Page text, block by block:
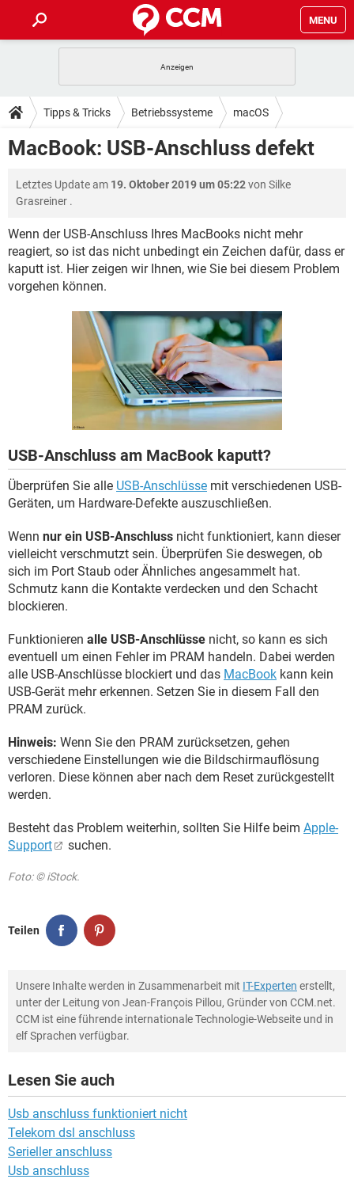
MENU
ANDROID IOS
WINDOWS 10 INSTAGRAM
FACEBOOK
TIPPS & TRICKS
SPIELE STREAMING
ANDROID IOS
WINDOWS 10 INSTAGRAM
FACEBOOK HARDWARE
DOWNLOADS
ANDROID
WHATSAPP TIKTOK
FACEBOOK
FORUM
ANDROID IOS
WINDOWS 10 INSTAGRAM
WHATSAPP
HARDWARE
SPIELE STREAMING
ANDROID
TIKTOK
HARDWARE
Tipps & Tricks Betriebssysteme macOS
MacBook: USB-Anschluss defekt
Letztes Update am 19. Oktober 2019 um 05:22von Silke
Grasreiner .
Wenn der USB-Anschluss Ihres MacBooks nicht mehr
reagiert, so ist das nicht unbedingt ein Zeichen dafür, dass er
kaputt ist. Hier zeigen wir Ihnen, wie Sie bei diesem Problem
vorgehen können.
USB-Anschluss am MacBook kaputt?
Überprüfen Sie alle USB-Anschlüsse mit verschiedenen USB-
Geräten, um Hardware-Defekte auszuschließen.
Wenn nur ein USB-Anschluss nicht funktioniert, kann dieser
vielleicht verschmutzt sein. Überprüfen Sie deswegen, ob
sich im Port Staub oder Ähnliches angesammelt hat.
Schmutz kann die Kontakte verdecken und den Schacht
blockieren.
Funktionieren alle USB-Anschlüsse nicht, so kann es sich
eventuell um einen Fehler im PRAM handeln. Dabei werden
alle USB-Anschlüsse blockiert und das MacBook kann kein
USB-Gerät mehr erkennen. Setzen Sie in diesem Fall den
PRAM zurück.
Hinweis: Wenn Sie den PRAM zurücksetzen, gehen
verschiedene Einstellungen wie die Bildschirmauflösung
verloren. Diese können aber nach dem Reset zurückgestellt
werden.
Besteht das Problem weiterhin, sollten Sie Hilfe beim Apple-
Support
suchen.
Foto: © iStock.
Teilen
Unsere Inhalte werden in Zusammenarbeit mit IT-Experten erstellt,
unter der Leitung von Jean-François Pillou, Gründer von CCM.net.
CCM ist eine führende internationale Technologie-Webseite und in
elf Sprachen verfügbar.
Lesen Sie auch
Usb anschluss funktioniert nicht
Telekom dsl anschluss
Serieller anschluss
Usb anschluss